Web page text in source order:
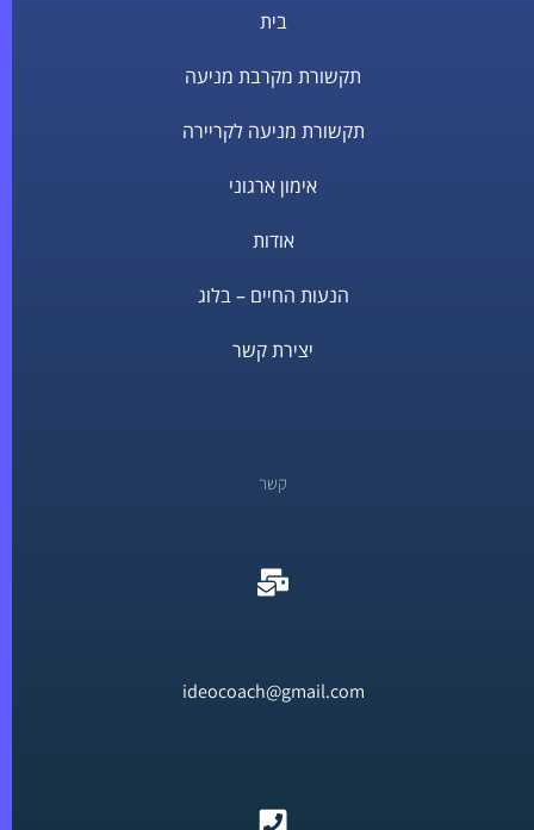
בית
תקשורת מקרבת מניעה
תקשורת מניעה לקריירה
אימון ארגוני
אודות
הנעות החיים – בלוג
יצירת קשר
קשר
ideocoach@gmail.com